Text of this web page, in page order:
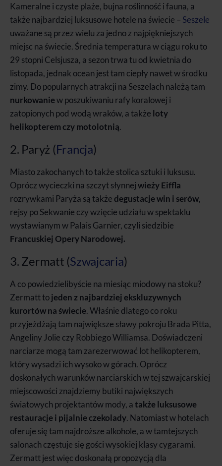
Kameralne i czyste plaże, bujna roślinność i fauna, a
także najbardziej luksusowe hotele na świecie – Seszele
uważane są przez wielu za jedno z najpiękniejszych
miejsc na świecie. Średnia temperatura w ciągu roku to
29 stopni Celsjusza, a sezon trwa tu od kwietnia do
listopada, jednak ocean jest tam ciepły nawet w środku
zimy. Do popularnych atrakcji na Seszelach należą tam
nurkowaniew poszukiwaniu rafy koralowej i
zatopionych pod wodą wraków, a także loty
helikopterem czy motolotnią.
2. Paryż (Francja)
Miasto zakochanych to także stolica sztuki i luksusu.
Oprócz wycieczki na szczyt słynnejwieży Eiffla
rozrywkami Paryża są takżedegustacje win i serów,
rejsy po Sekwanie czy wzięcie udziału w spektaklu
wystawianym w Palais Garnier, czyli siedzibie
Francuskiej Opery Narodowej.
3. Zermatt (Szwajcaria)
A co powiedzielibyście na miesiąc miodowy na stoku?
Zermatt tojeden z najbardziej ekskluzywnych
kurortów na świecie. Właśnie dlatego co roku
przyjeżdżają tam największe sławy pokroju Brada Pitta,
Angeliny Jolie czy Robbiego Williamsa. Doświadczeni
narciarze mogą tam zarezerwować lot helikopterem,
który wysadzi ich wysoko w górach. Oprócz
doskonałych warunków narciarskich w tej szwajcarskiej
miejscowości znajdziemy butiki największych
światowych projektantów mody, atakże luksusowe
restauracje i pijalnie czekolady. Natomiast w hotelach
oferuje się tam najdroższe alkohole, a w tamtejszych
salonach częstuje się gości wysokiej klasy cygarami.
Zermatt jest więc doskonałą propozycją dla